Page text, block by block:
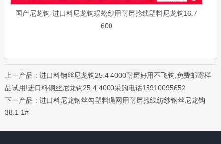
国产尼龙钩-进口料尼龙钩蜈蚣纱用耐磨捻线塑料尼龙钩16.7
600
上一产品：进口料钢丝尼龙钩25.4 4000耐磨好用不飞钩,免费邮寄样
品试用!进口料钢丝尼龙钩25.4 4000采购电话15910095652
下一产品：进口料尼龙钢丝勾塑料绳网用耐磨捻线纺纱钢丝尼龙钩
38.1 1#